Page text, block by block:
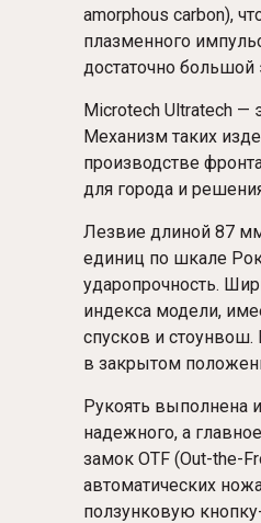
amorphous carbon),
плазменного
достаточно
Microtech Ultratech —
Механизм таких
производстве
для города и
Лезвие длиной 87
единиц по шкале
ударопрочность.
индекса модели,
спусков и
в закрытом
Рукоять выполнена
надежного, а
замок OTF (Out-the-
автоматических
ползунковую